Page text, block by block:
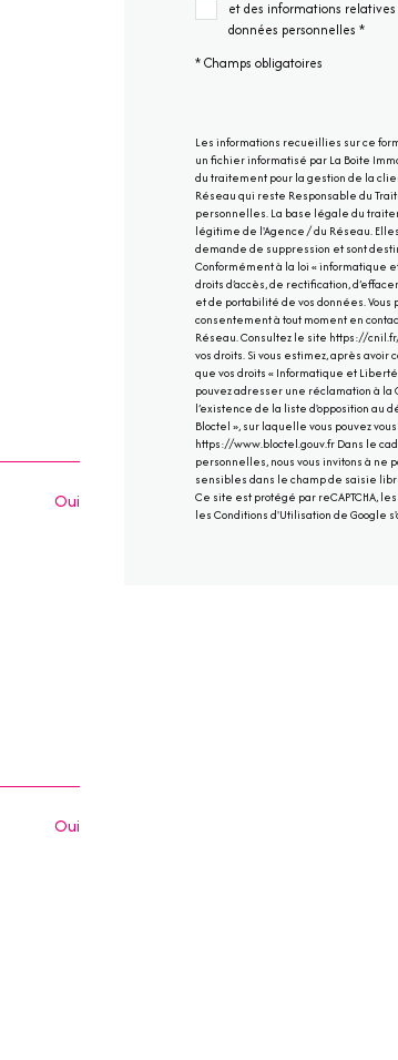
oui
oui
et des informations
données personnelles *
* Champs obligatoires
Les informations recueillies sur ce
un fichier informatisé par La Boite
du traitement pour la gestion de la
Réseau qui reste Responsable du
personnelles. La base légale du
légitime de l'Agence / du Réseau.
demande de suppression et sont
Conformément à la loi « informatique
droits d’accès, de rectification,
et de portabilité de vos données. Vous
consentement à tout moment en
Réseau. Consultez le site https://
vos droits. Si vous estimez, après
que vos droits « Informatique et
pouvez adresser une réclamation à la
l’existence de la liste d'opposition au
Bloctel », sur laquelle vous pouvez
https://www.bloctel.gouv.fr Dans le
personnelles, nous vous invitons à ne
sensibles dans le champ de saisie
Ce site est protégé par reCAPTCHA, les
les Conditions d'Utilisation de Google